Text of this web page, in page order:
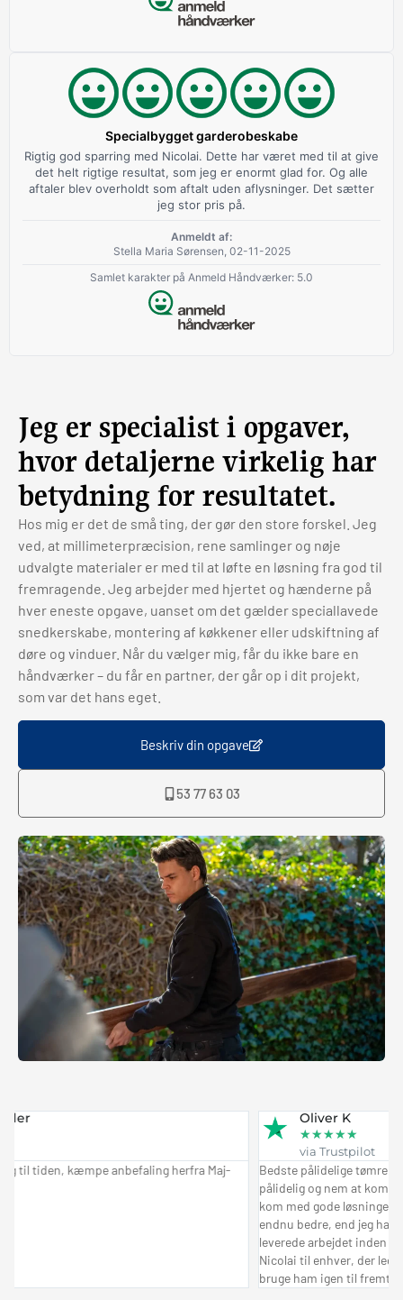
Specialbygget garderobeskabe
Rigtig god sparring med Nicolai. Dette har været med til at give
det helt rigtige resultat, som jeg er enormt glad for. Og alle
aftaler blev overholdt som aftalt uden aflysninger. Det sætter
jeg stor pris på.
Anmeldt af:
Stella Maria Sørensen, 02-11-2025
Samlet karakter på Anmeld Håndværker: 5.0
Jeg er specialist i opgaver,
hvor detaljerne virkelig har
betydning for resultatet.
Hos mig er det de små ting, der gør den store forskel. Jeg
ved, at millimeterpræcision, rene samlinger og nøje
udvalgte materialer er med til at løfte en løsning fra god til
fremragende. Jeg arbejder med hjertet og hænderne på
hver eneste opgave, uanset om det gælder speciallavede
snedkerskabe, montering af køkkener eller udskiftning af
døre og vinduer. Når du vælger mig, får du ikke bare en
håndværker – du får en partner, der går op i dit projekt,
som var det hans eget.
Beskriv din opgave
53 77 63 03
kæmpe anbefaling herfra Maj-
Oliver K
★★ ★★
via Trustpilot
Bedste pålidelige tømrer
pålidelig og nem at
kom med gode løsninger og
endnu bedre, end jeg havde
leverede arbejdet inden for
Nicolai til enhver, der leder
bruge ham igen til fremtidige